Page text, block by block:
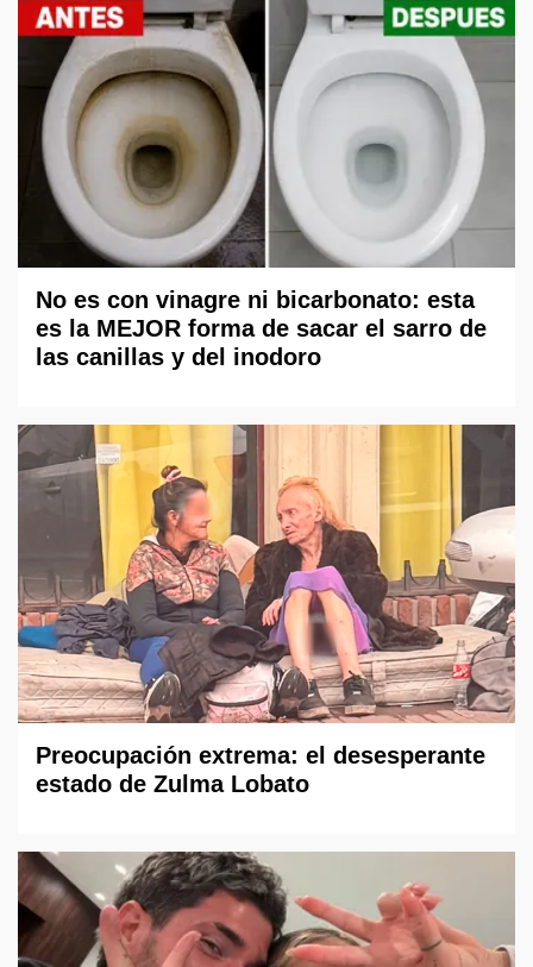
No es con vinagre ni bicarbonato: esta
es la MEJOR forma de sacar el sarro de
las canillas y del inodoro
Preocupación extrema: el desesperante
estado de Zulma Lobato